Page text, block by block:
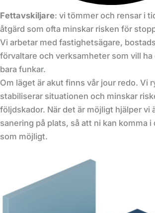
Fettavskiljare: vi tömmer och rensar i
åtgärd som ofta minskar risken för
Vi arbetar med fastighetsägare,
förvaltare och verksamheter som vill ha
bara funkar.
Om läget är akut finns vår jour redo. Vi
stabiliserar situationen och minskar
följdskador. När det är möjligt hjälper vi
sanering på plats, så att ni kan komma
som möjligt.